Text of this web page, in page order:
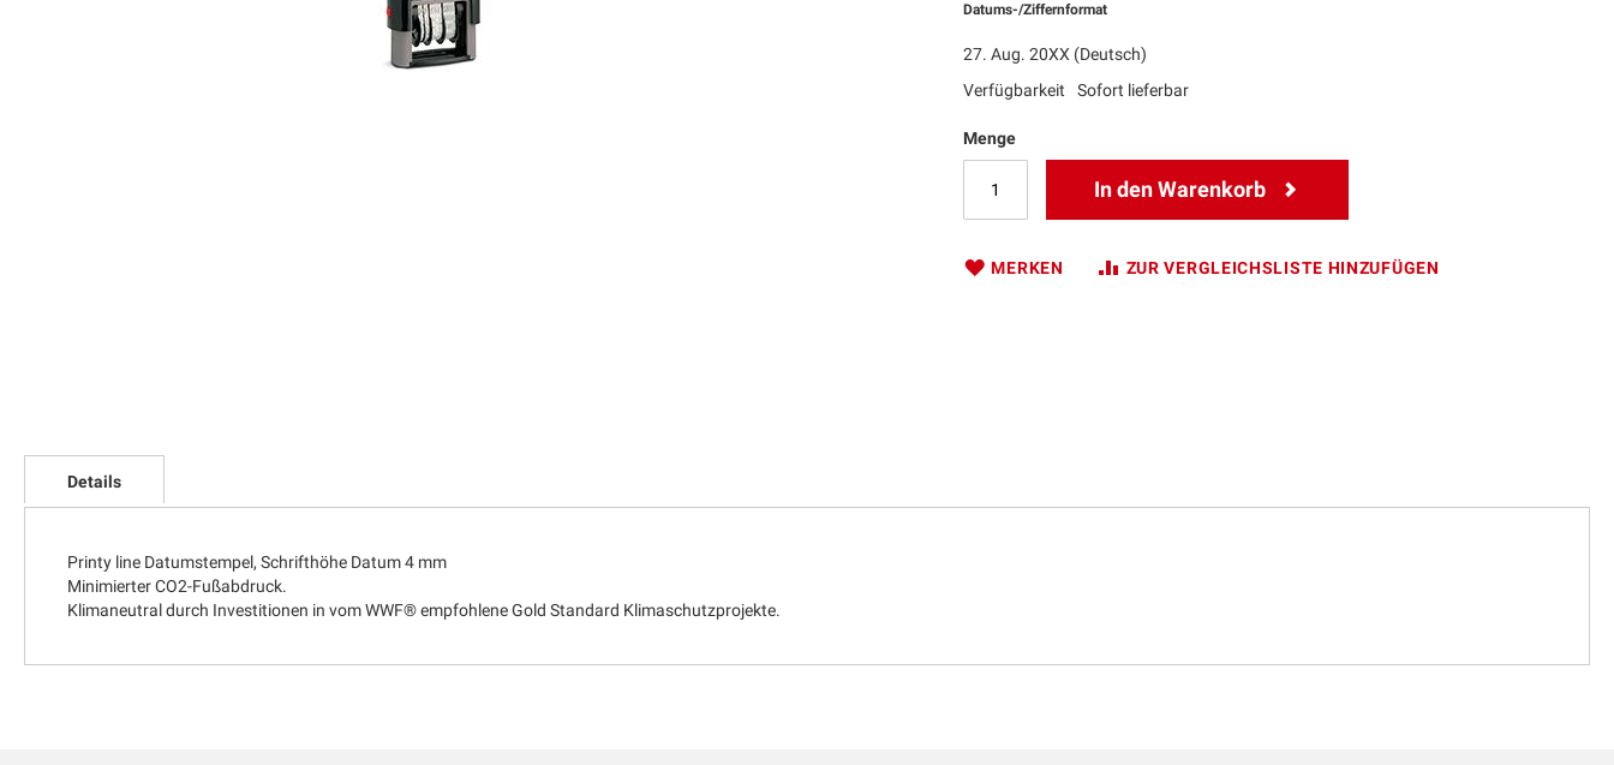
Anfang
Bildgalerie
Datums-/Ziffernformat
27. Aug. 20XX (Deutsch)
Verfügbarkeit
Sofort lieferbar
Menge
In den Warenkorb
MERKEN ZUR VERGLEICHSLISTE HINZUFÜGEN
Details
Printy line Datumstempel, Schrifthöhe Datum 4 mm
Minimierter CO2-Fußabdruck.
Klimaneutral durch Investitionen in vom WWF® empfohlene Gold Standard Klimaschutzprojekte.